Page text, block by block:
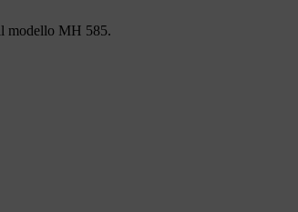
modello MH 585.